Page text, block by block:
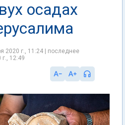
осадах
2020 г., 11:24 | последнее
12:49